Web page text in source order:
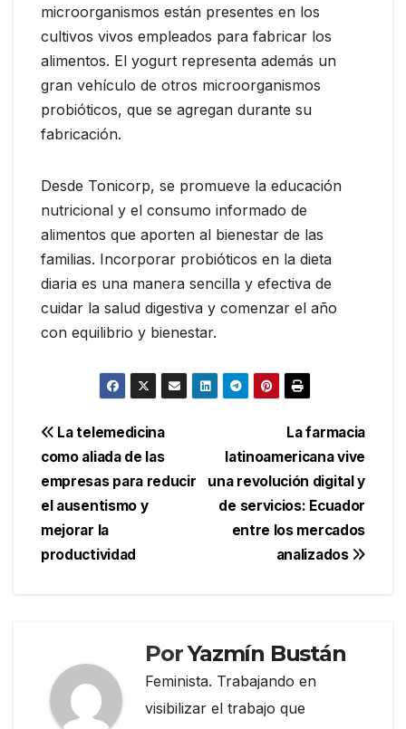
microorganismos están presentes en los
cultivos vivos empleados para fabricar los
alimentos. El yogurt representa además un
gran vehículo de otros microorganismos
probióticos, que se agregan durante su
fabricación.
Desde Tonicorp, se promueve la educación
nutricional y el consumo informado de
alimentos que aporten al bienestar de las
familias. Incorporar probióticos en la dieta
diaria es una manera sencilla y efectiva de
cuidar la salud digestiva y comenzar el año
con equilibrio y bienestar.
Navegación
de
entradas
La farmacia
latinoamericana vive
una revolución digital y
de servicios: Ecuador
entre los mercados
analizados
La telemedicina
como aliada de las
empresas para reducir
el ausentismo y
mejorar la
productividad
PorYazmín Bustán
Feminista. Trabajando en
visibilizar el trabajo que